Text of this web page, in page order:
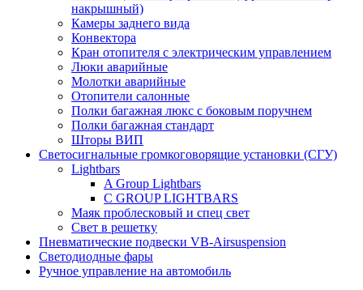
накрышный)
Камеры заднего вида
Конвектора
Кран отопителя с электрическим управлением
Люки аварийные
Молотки аварийные
Отопители салонные
Полки багажная люкс с боковым поручнем
Полки багажная стандарт
Шторы ВИП
Светосигнальные громкоговорящие установки (СГУ)
Lightbars
A Group Lightbars
C GROUP LIGHTBARS
Маяк проблесковый и спец свет
Свет в решетку
Пневматические подвески VB-Airsuspension
Светодиодные фары
Ручное управление на автомобиль